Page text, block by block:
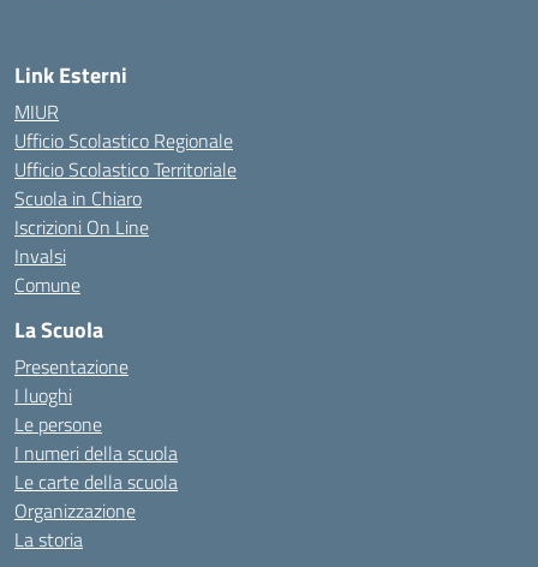
Link Esterni
MIUR
Ufficio Scolastico Regionale
Ufficio Scolastico Territoriale
Scuola in Chiaro
Iscrizioni On Line
Invalsi
Comune
La Scuola
Presentazione
I luoghi
Le persone
I numeri della scuola
Le carte della scuola
Organizzazione
La storia